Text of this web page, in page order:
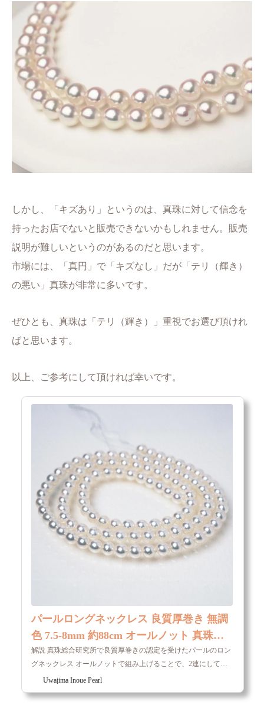
しかし、「キズあり」というのは、真珠に対して信念を
持ったお店でないと販売できないかもしれません。販売
説明が難しいというのがあるのだと思います。
市場には、「真円」で「キズなし」だが「テリ（輝き）
の悪い」真珠が非常に多いです。
ぜひとも、真珠は「テリ（輝き）」重視でお選び頂けれ
ばと思います。
以上、ご参考にして頂ければ幸いです。
パールロングネックレス 良質厚巻き 無調
色 7.5-8mm 約88cm オールノット 真珠総
合...
解説 真珠総合研究所で良質厚巻きの認定を受けたパールのロン
グネックレス オールノットで組み上げることで、2連にしても
使いやすい、約88cmで仕上げました。 ネックレスのみの単品で
す。 真珠本体について 種類 国内産アコヤ真珠（本真珠） 長さ
Uwajima Inoue Pearl